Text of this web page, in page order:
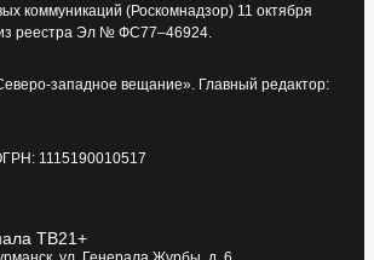
коммуникаций (Роскомнадзор) 11 октября
реестра Эл № ФС77–46924.
западное вещание». Главный редактор:
1115190010517
ТВ21+